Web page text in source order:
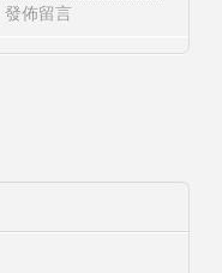
發佈留言